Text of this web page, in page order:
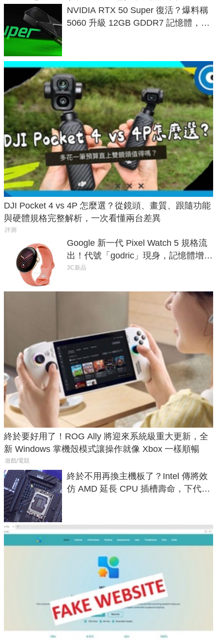
NVIDIA RTX 50 Super 復活？爆料稱
5060 升級 12GB GDDR7 記憶體，這
DJI Pocket 4 vs 4P 怎麼選？從鏡頭、畫質、跟隨功能
與硬體規格完整解析，一次看懂兩台差異
評測
Google 新一代 Pixel Watch 5 規格流
出！代號「godric」現身，記憶體增強
鎖定 AI 應用
3C新品
終於要好用了！ROG Ally 將迎來系統級重大更新，全
新 Windows 掌機殼模式讓操作就像 Xbox 一樣順暢
遊戲/電競
終於不用再換主機板了？Intel 傳將效
仿 AMD 延長 CPU 插槽壽命，下代